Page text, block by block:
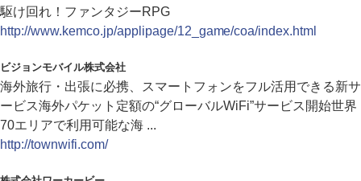
駆け回れ！ファンタジーRPG
http://www.kemco.jp/applipage/12_game/coa/index.html
ビジョンモバイル株式会社
海外旅行・出張に必携、スマートフォンをフル活用できる新サ
ービス海外パケット定額の“グローバルWiFi”サービス開始世界
70エリアで利用可能な海 ...
http://townwifi.com/